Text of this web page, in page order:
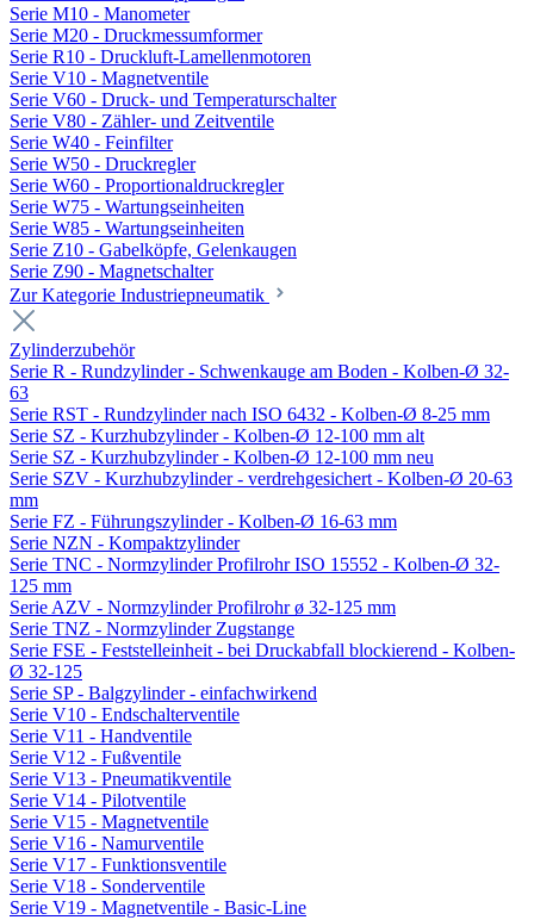
Serie M10 - Manometer
Serie M20 - Druckmessumformer
Serie R10 - Druckluft-Lamellenmotoren
Serie V10 - Magnetventile
Serie V60 - Druck- und Temperaturschalter
Serie V80 - Zähler- und Zeitventile
Serie W40 - Feinfilter
Serie W50 - Druckregler
Serie W60 - Proportionaldruckregler
Serie W75 - Wartungseinheiten
Serie W85 - Wartungseinheiten
Serie Z10 - Gabelköpfe, Gelenkaugen
Serie Z90 - Magnetschalter
Zur Kategorie Industriepneumatik
Zylinderzubehör
Serie R - Rundzylinder - Schwenkauge am Boden - Kolben-Ø 32-
63
Serie RST - Rundzylinder nach ISO 6432 - Kolben-Ø 8-25 mm
Serie SZ - Kurzhubzylinder - Kolben-Ø 12-100 mm alt
Serie SZ - Kurzhubzylinder - Kolben-Ø 12-100 mm neu
Serie SZV - Kurzhubzylinder - verdrehgesichert - Kolben-Ø 20-63
mm
Serie FZ - Führungszylinder - Kolben-Ø 16-63 mm
Serie NZN - Kompaktzylinder
Serie TNC - Normzylinder Profilrohr ISO 15552 - Kolben-Ø 32-
125 mm
Serie AZV - Normzylinder Profilrohr ø 32-125 mm
Serie TNZ - Normzylinder Zugstange
Serie FSE - Feststelleinheit - bei Druckabfall blockierend - Kolben-
Ø 32-125
Serie SP - Balgzylinder - einfachwirkend
Serie V10 - Endschalterventile
Serie V11 - Handventile
Serie V12 - Fußventile
Serie V13 - Pneumatikventile
Serie V14 - Pilotventile
Serie V15 - Magnetventile
Serie V16 - Namurventile
Serie V17 - Funktionsventile
Serie V18 - Sonderventile
Serie V19 - Magnetventile - Basic-Line